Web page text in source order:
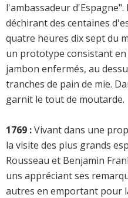
l'ambassadeur
déchirant des centaines
quatre heures dix sept du
un prototype consistant
jambon enfermés, au
tranches de pain de mie.
garnit le tout de moutarde.
1769 :Vivant dans une
la visite des plus grands
Rousseau et Benjamin
uns appréciant ses
autres en emportant pour